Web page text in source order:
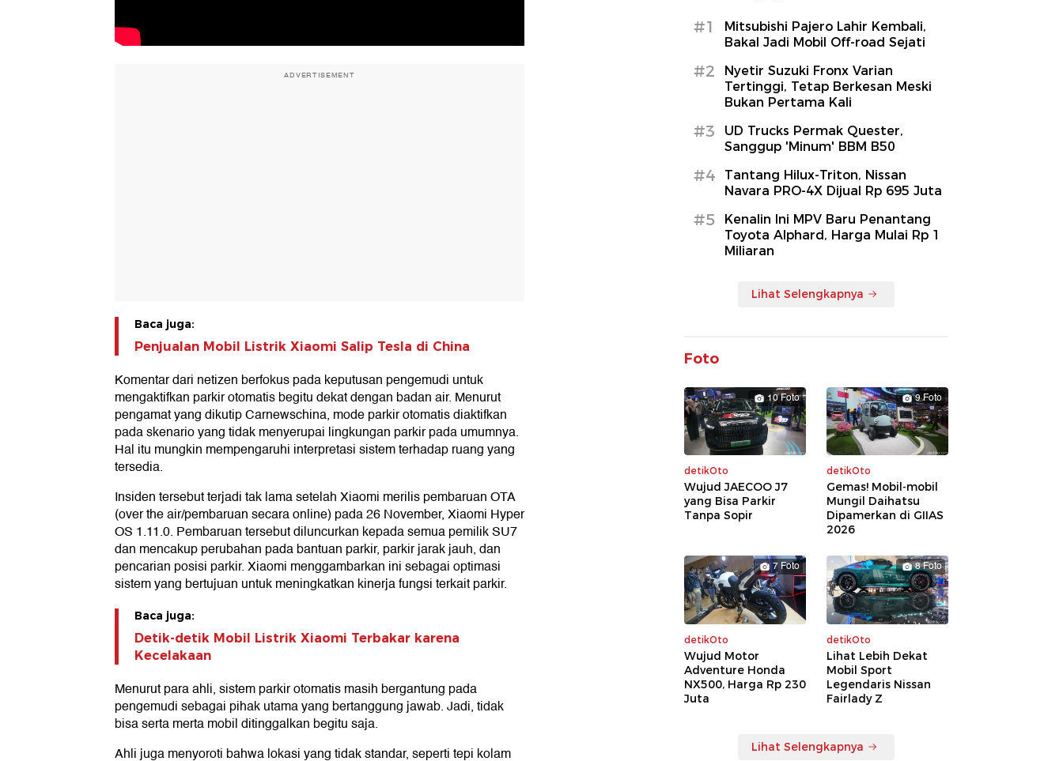
ADVERTISEMENT
Baca juga:
Penjualan Mobil Listrik Xiaomi Salip Tesla di China
Komentar dari netizen berfokus pada keputusan pengemudi untuk
mengaktifkan parkir otomatis begitu dekat dengan badan air. Menurut
pengamat yang dikutip Carnewschina, mode parkir otomatis diaktifkan
pada skenario yang tidak menyerupai lingkungan parkir pada umumnya.
Hal itu mungkin mempengaruhi interpretasi sistem terhadap ruang yang
tersedia.
Insiden tersebut terjadi tak lama setelah Xiaomi merilis pembaruan OTA
(over the air/pembaruan secara online) pada 26 November, Xiaomi Hyper
OS 1.11.0. Pembaruan tersebut diluncurkan kepada semua pemilik SU7
dan mencakup perubahan pada bantuan parkir, parkir jarak jauh, dan
pencarian posisi parkir. Xiaomi menggambarkan ini sebagai optimasi
sistem yang bertujuan untuk meningkatkan kinerja fungsi terkait parkir.
Baca juga:
Detik-detik Mobil Listrik Xiaomi Terbakar karena
Kecelakaan
Menurut para ahli, sistem parkir otomatis masih bergantung pada
pengemudi sebagai pihak utama yang bertanggung jawab. Jadi, tidak
bisa serta merta mobil ditinggalkan begitu saja.
Ahli juga menyoroti bahwa lokasi yang tidak standar, seperti tepi kolam
#1
Mitsubishi Pajero Lahir Kembali,
Bakal Jadi Mobil Off-road Sejati
#2
Nyetir Suzuki Fronx Varian
Tertinggi, Tetap Berkesan Meski
Bukan Pertama Kali
#3
UD Trucks Permak Quester,
Sanggup 'Minum' BBM B50
#4
Tantang Hilux-Triton, Nissan
Navara PRO-4X Dijual Rp 695 Juta
#5
Kenalin Ini MPV Baru Penantang
Toyota Alphard, Harga Mulai Rp 1
Miliaran
Lihat Selengkapnya
Foto
10 Foto
detikOto
Wujud JAECOO J7
yang Bisa Parkir
Tanpa Sopir
9 Foto
detikOto
Gemas! Mobil-mobil
Mungil Daihatsu
Dipamerkan di GIIAS
2026
7 Foto
detikOto
Wujud Motor
Adventure Honda
NX500, Harga Rp 230
Juta
8 Foto
detikOto
Lihat Lebih Dekat
Mobil Sport
Legendaris Nissan
Fairlady Z
Lihat Selengkapnya